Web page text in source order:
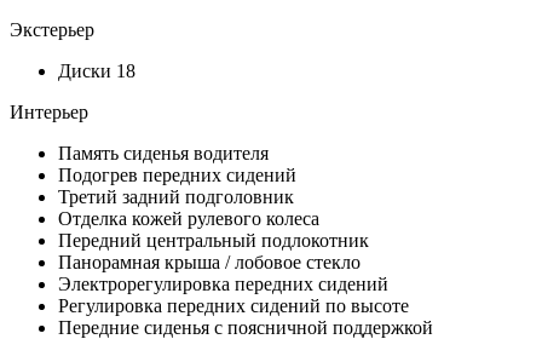
Экстерьер
Диски 18
Интерьер
Память сиденья водителя
Подогрев передних сидений
Третий задний подголовник
Отделка кожей рулевого колеса
Передний центральный подлокотник
Панорамная крыша / лобовое стекло
Электрорегулировка передних сидений
Регулировка передних сидений по высоте
Передние сиденья с поясничной поддержкой